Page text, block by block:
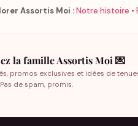
Assortis Moi :Notre histoire •
la famille Assortis Moi 💌
promos exclusives et idées de
de spam, promis.